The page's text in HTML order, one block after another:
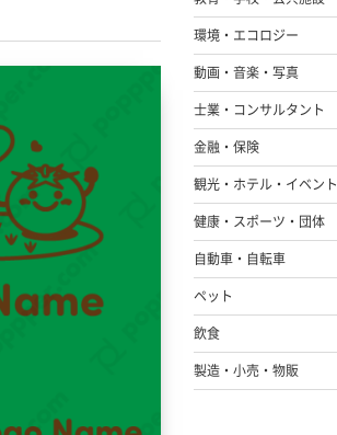
環境・エコロジー
動画・音楽・写真
士業・コンサルタント
金融・保険
観光・ホテル・イベント
健康・スポーツ・団体
自動車・自転車
ペット
飲食
製造・小売・物販